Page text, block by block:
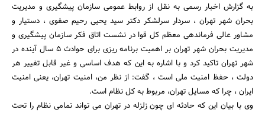
به گزارش اخبار رسمی به نقل از روابط عمومی سازمان پیشگیری و مدیریت
بحران شهر تهران ، سردار سرلشکر دکتر سید یحیی رحیم صفوی ، دستیار و
مشاور عالی فرماندهی معظم کل قوا در نشست اتاق فکر سازمان پیشگیری و
مدیریت بحران شهر تهران بر اهمیت برنامه ریزی برای حوادث 5 سال آینده در
شهر تهران تاکید کرد و با اشاره به این که هدف اساسی و غیر قابل تغییر هر
دولت ، حفظ امنیت ملی است ، گفت: از نظر من، امنیت تهران، یعنی امنیت
ایران ، چرا که مسایل تهران، مربوط به کل نظام است.
وی با بیان این که حادثه ای چون زلزله در تهران می تواند تمامی نظام را تحت